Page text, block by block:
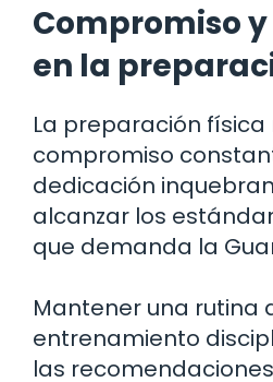
Compromiso
en la
La preparación física
compromiso
dedicación
alcanzar los
que demanda la
Mantener una rutina
entrenamiento
las